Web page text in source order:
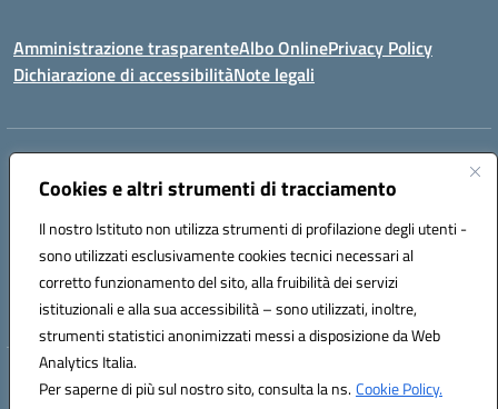
Cookies e altri strumenti di tracciamento
Il nostro Istituto non utilizza strumenti di profilazione degli utenti -
sono utilizzati esclusivamente cookies tecnici necessari al
corretto funzionamento del sito, alla fruibilità dei servizi
istituzionali e alla sua accessibilità – sono utilizzati, inoltre,
strumenti statistici anonimizzati messi a disposizione da Web
Analytics Italia.
Per saperne di più sul nostro sito, consulta la ns.Cookie Policy.
Amministrazione trasparenteAlbo OnlinePrivacy Policy
Dichiarazione di accessibilitàNote legali
Indirizzo:
Centralino:+39 071 89 52 08 Email:anic82000a@istruzione.it
Codice fiscale: 93084540421
Codice meccanografico:
ANIC82000A
Codice unico di fatturazione (CUF): UFF6L6
Hosting & Powered by 3D Solution S.r.l.